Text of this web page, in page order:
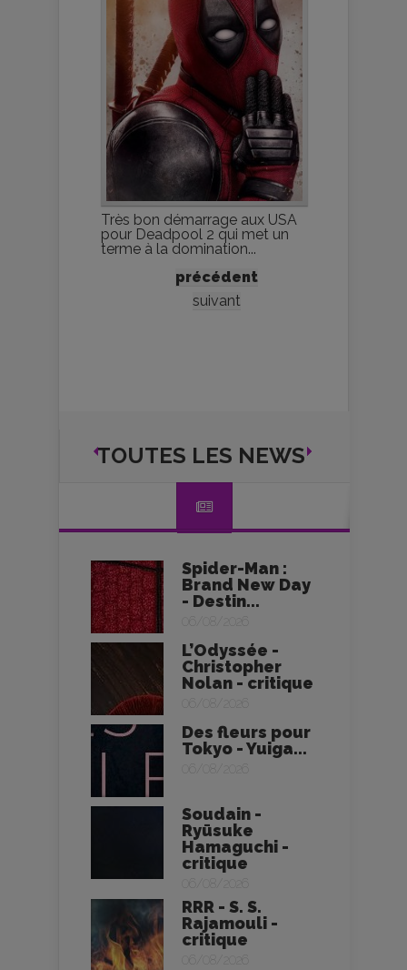
Très bon démarrage aux USA
pour Deadpool 2 qui met un
terme à la domination...
précédent
suivant
TOUTES LES NEWS
Spider-Man :
Brand New Day
- Destin...
06/08/2026
L’Odyssée -
Christopher
Nolan - critique
06/08/2026
Des fleurs pour
Tokyo - Yuiga...
06/08/2026
Soudain -
Ryūsuke
Hamaguchi -
critique
06/08/2026
RRR - S. S.
Rajamouli -
critique
06/08/2026